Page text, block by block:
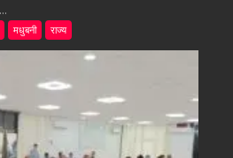
मधुबनी राज्य